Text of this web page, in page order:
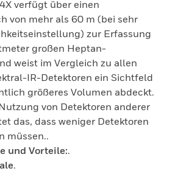
verfügt über einen
von mehr als 60 m (bei sehr
zur Erfassung
großen Heptan-
weist im Vergleich zu allen
IR-Detektoren ein Sichtfeld
größeres Volumen abdeckt.
von Detektoren anderer
das, dass weniger Detektoren
müssen..
und Vorteile:.
.